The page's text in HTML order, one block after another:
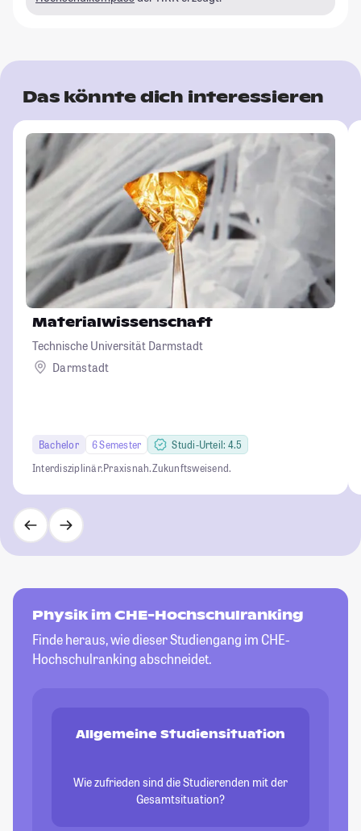
Das könnte dich interessieren
Materialwissenschaft
Technische Universität Darmstadt
Darmstadt
Bachelor 6 Semester
Studi-Urteil: 4.5
Interdisziplinär.Praxisnah.Zukunftsweisend.
Physik im CHE-Hochschulranking
Finde heraus, wie dieser Studiengang im CHE-
Hochschulranking abschneidet.
Allgemeine Studiensituation
Wie zufrieden sind die Studierenden mit der
Gesamtsituation?